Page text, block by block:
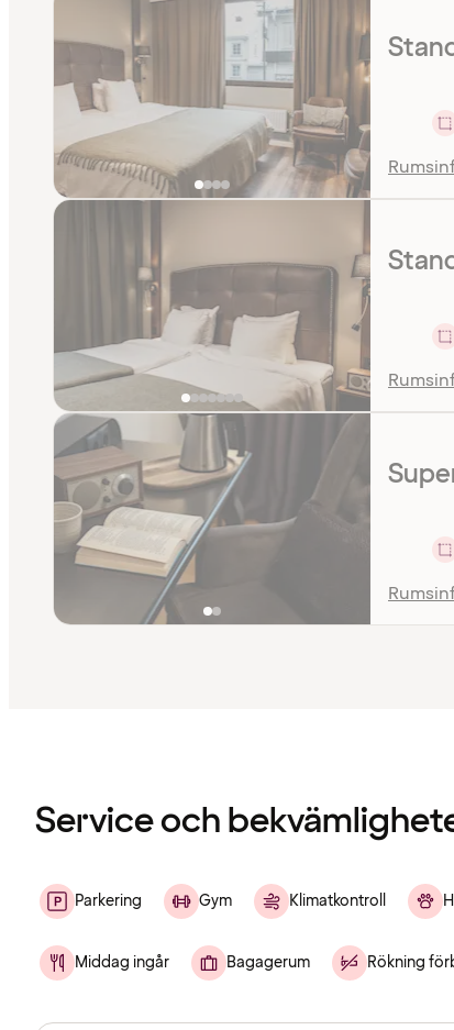
Service och
Parkering Gym Klimatkontroll
Middag ingår Bagagerum Rökning